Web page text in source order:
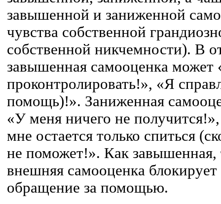
завышенной и заниженной
чувства собственной
собственной никчемности). В
завышенная самооценка может
проконтролировать!», «Я
помощь)!». Заниженная
«У меня ничего не
мне остается только спиться
не поможет!». Как завышенная,
внешняя самооценка
обращение за помощью.